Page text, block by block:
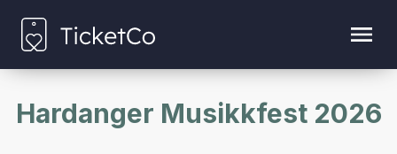
Hardanger Musikkfest 2026